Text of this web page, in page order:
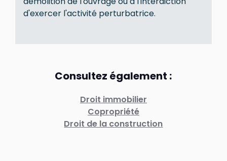
d'exercer l'activité perturbatrice.
Consultez également :
Droit immobilier
Copropriété
Droit de la construction